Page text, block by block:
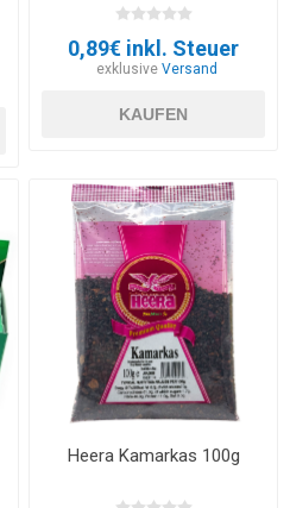
0,89€ inkl. Steuer
exklusive Versand
KAUFEN
Heera Kamarkas 100g